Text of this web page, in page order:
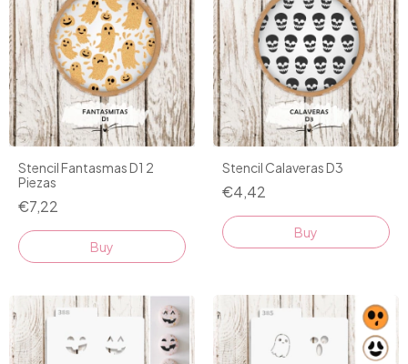
Stencil Fantasmas D1 2
Piezas
€7,22
Stencil Calaveras D3
€4,42